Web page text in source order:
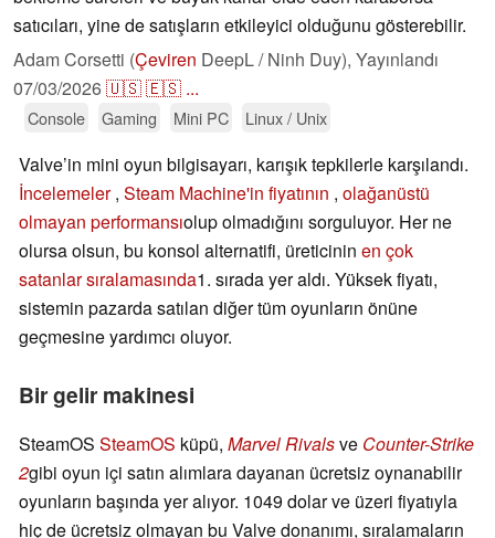
satıcıları, yine de satışların etkileyici olduğunu gösterebilir.
Adam Corsetti (Çeviren DeepL / Ninh Duy), Yayınlandı
07/03/2026🇺🇸🇪🇸 ...
Console Gaming Mini PC Linux / Unix
Valve’in mini oyun bilgisayarı, karışık tepkilerle karşılandı.
İncelemeler, Steam Machine'in fiyatının , olağanüstü
olmayan performansıolup olmadığını sorguluyor. Her ne
olursa olsun, bu konsol alternatifi, üreticinin en çok
satanlar sıralamasında1. sırada yer aldı. Yüksek fiyatı,
sistemin pazarda satılan diğer tüm oyunların önüne
geçmesine yardımcı oluyor.
Bir gelir makinesi
SteamOS SteamOS küpü, Marvel Rivalsve Counter-Strike
2gibi oyun içi satın alımlara dayanan ücretsiz oynanabilir
oyunların başında yer alıyor. 1049 dolar ve üzeri fiyatıyla
hiç de ücretsiz olmayan bu Valve donanımı, sıralamaların